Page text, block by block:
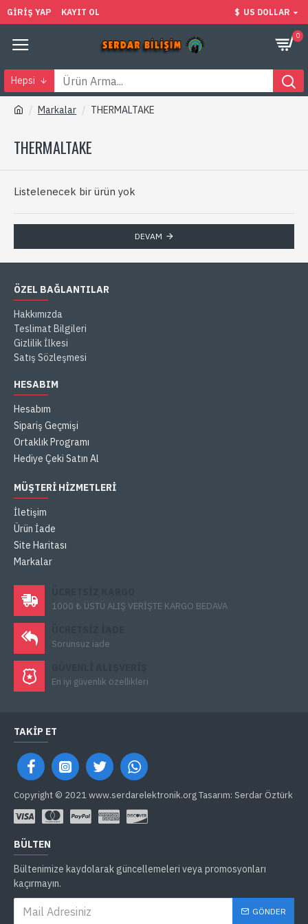
GIRIŞ YAP KAYIT OL $ US DOLLAR
0
Hepsi
Markalar THERMALTAKE
THERMALTAKE
Listelenecek bir ürün yok
DEVAM
ÖZEL BAĞLANTILAR
Hakkımızda
Teslimat Bilgileri
Gizlilik İlkesi
Satış Sözleşmesi
HESABIM
Hesabım
Sipariş Geçmişi
Ortaklık Programı
Hediye Çeki Satın Al
MÜŞTERI HIZMETLERI
İletişim
Ürün İade
Site Haritası
Markalar
1000 ₺ ÜSTÜ ALIŞ VERİŞTE KARGO BEDAVA
Sorunsuz iade
En iyi güvenlik özellikleri
TAKIP ET
Copyright © 2021 www.serdarelektronik.org Tasarım: Serdar Öztürk
BÜLTEN
Bültenimize kaydolarak güncellemeleri veya promosyonları
kaçırmayın.
GÖNDER